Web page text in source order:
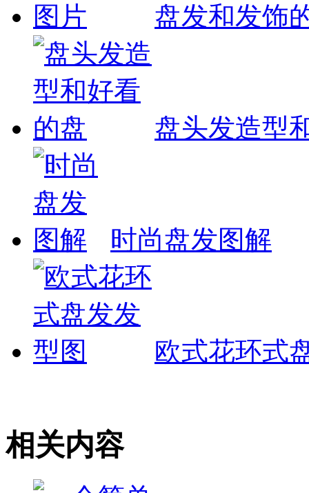
盘发和发饰
盘头发造型
时尚盘发图解
欧式花环式
相关内容